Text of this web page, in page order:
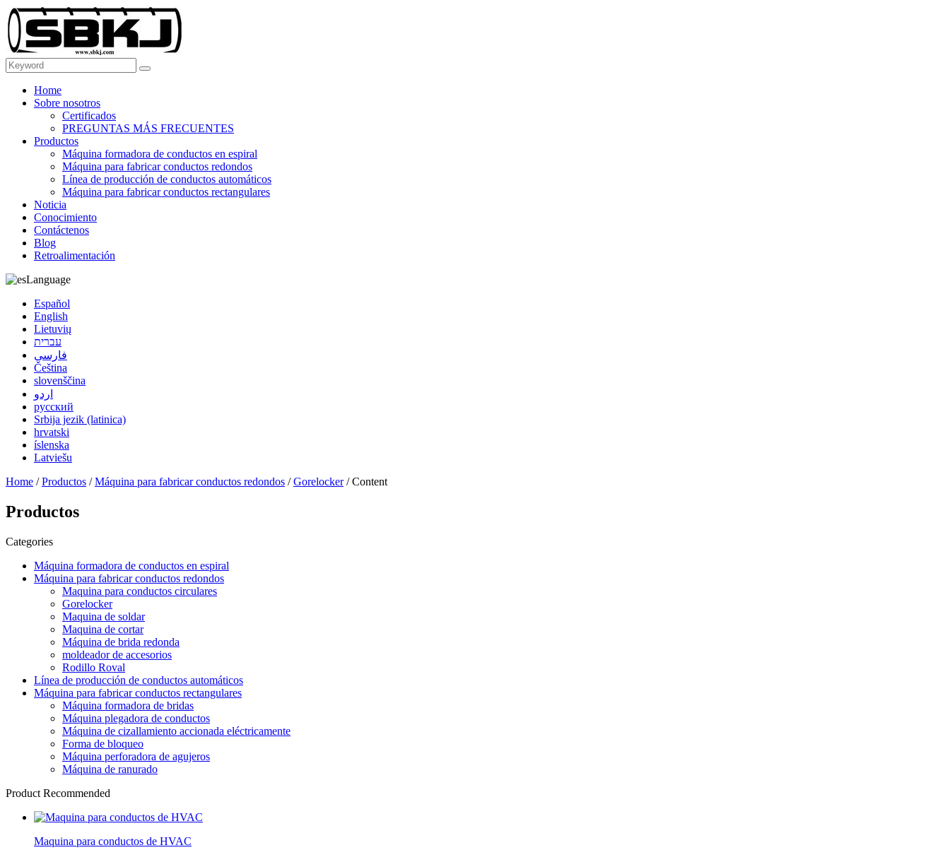
Home
Sobre nosotros
Certificados
PREGUNTAS MÁS FRECUENTES
Productos
Máquina formadora de conductos en espiral
Máquina para fabricar conductos redondos
Línea de producción de conductos automáticos
Máquina para fabricar conductos rectangulares
Noticia
Conocimiento
Contáctenos
Blog
Retroalimentación
Language
Español
English
Lietuvių
עברית
فارسی
Čeština
slovenščina
اردو
русский
Srbija jezik (latinica)
hrvatski
íslenska
Latviešu
Home /Productos /Máquina para fabricar conductos redondos /Gorelocker/ Content
Productos
Categories
Máquina formadora de conductos en espiral
Máquina para fabricar conductos redondos
Maquina para conductos circulares
Gorelocker
Maquina de soldar
Maquina de cortar
Máquina de brida redonda
moldeador de accesorios
Rodillo Roval
Línea de producción de conductos automáticos
Máquina para fabricar conductos rectangulares
Máquina formadora de bridas
Máquina plegadora de conductos
Máquina de cizallamiento accionada eléctricamente
Forma de bloqueo
Máquina perforadora de agujeros
Máquina de ranurado
Product Recommended
Maquina para conductos de HVAC